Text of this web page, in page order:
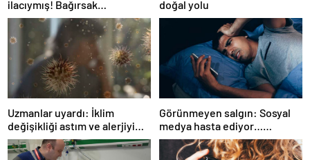
ilacıymış! Bağırsak
iltihaplanmasını önlüyor…
doğal yolu
Uzmanlar uyardı: İklim
değişikliği astım ve alerjiyi
tetikliyor
Görünmeyen salgın: Sosyal
medya hasta ediyor…
Fiziksel, duygusal, zihinsel
etkilerine inanamayacaksınız